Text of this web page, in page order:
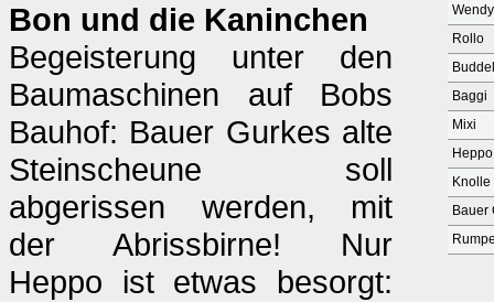
Bon und die Kaninchen
Begeisterung unter den
Baumaschinen auf Bobs
Bauhof: Bauer Gurkes alte
Steinscheune soll
abgerissen werden, mit
der Abrissbirne! Nur
Heppo ist etwas besorgt:
Wendy
Rollo
Buddel
Baggi
Mixi
Heppo
Knolle
Bauer